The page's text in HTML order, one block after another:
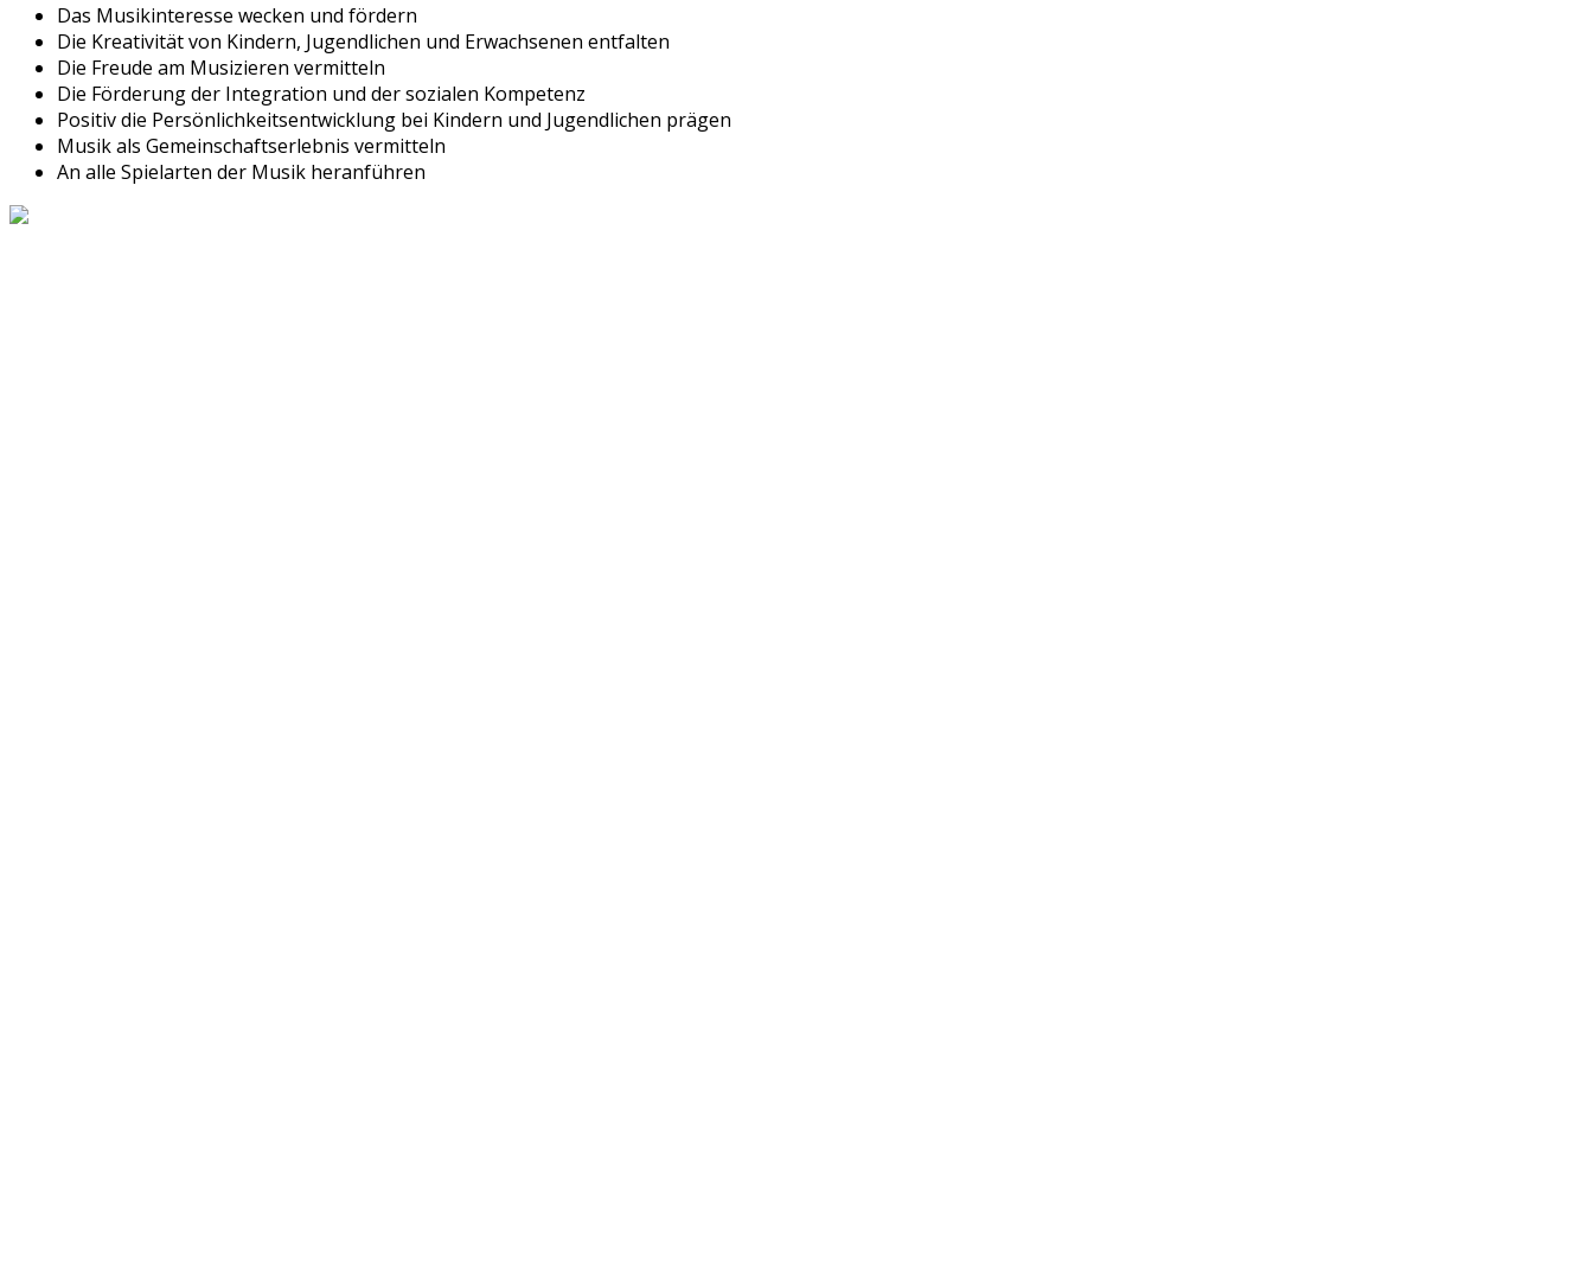
Das Musikinteresse wecken und fördern
Die Kreativität von Kindern, Jugendlichen und Erwachsenen entfalten
Die Freude am Musizieren vermitteln
Die Förderung der Integration und der sozialen Kompetenz
Positiv die Persönlichkeitsentwicklung bei Kindern und Jugendlichen prägen
Musik als Gemeinschaftserlebnis vermitteln
An alle Spielarten der Musik heranführen